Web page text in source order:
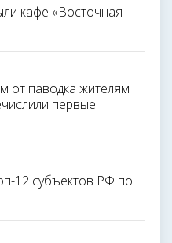
кафе «Восточная
от паводка жителям
первые
12 субъектов РФ по